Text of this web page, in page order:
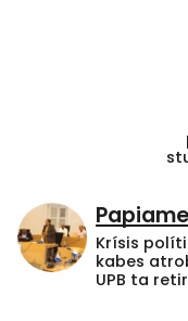
Krísis
kabes
UPB ta